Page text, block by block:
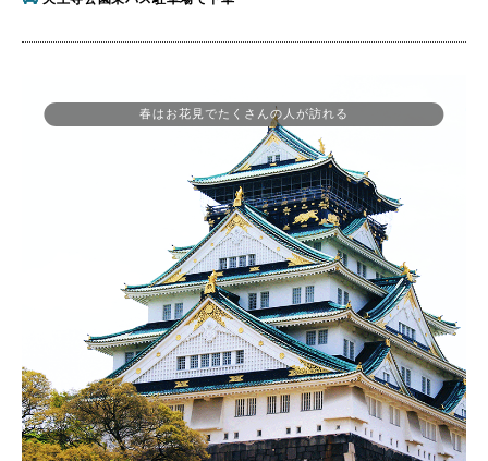
春はお花見でたくさんの人が訪れる